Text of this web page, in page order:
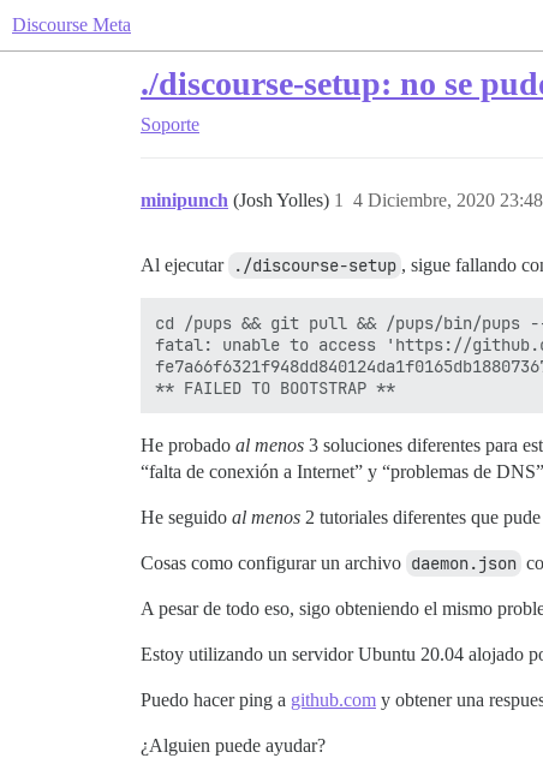
Discourse Meta
./discourse-setup: no se
Soporte
minipunch (Josh Yolles) 4 Diciembre, 2020 23:48
1
Al ejecutar ./discourse-setup , sigue fallando
cd /pups && git pull && /pups/bin/pups
fatal: unable to access 'https://
He probado al menos 3 soluciones diferentes para
“falta de conexión a Internet” y “problemas de
He seguido al menos 2 tutoriales diferentes que
Cosas como configurar un archivo daemon.json
A pesar de todo eso, sigo obteniendo el mismo
Estoy utilizando un servidor Ubuntu 20.04 alojado
Puedo hacer ping a github.com y obtener una
¿Alguien puede ayudar?